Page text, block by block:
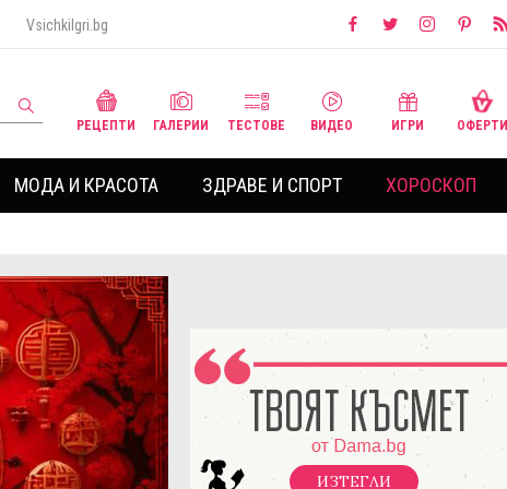
VsichkiIgri.bg
РЕЦЕПТИ ГАЛЕРИИ ТЕСТОВЕ ВИДЕО ИГРИ ОФЕРТИ
МОДА И КРАСОТА ЗДРАВЕ И СПОРТ ХОРОСКОП
ИЗТЕГЛИ